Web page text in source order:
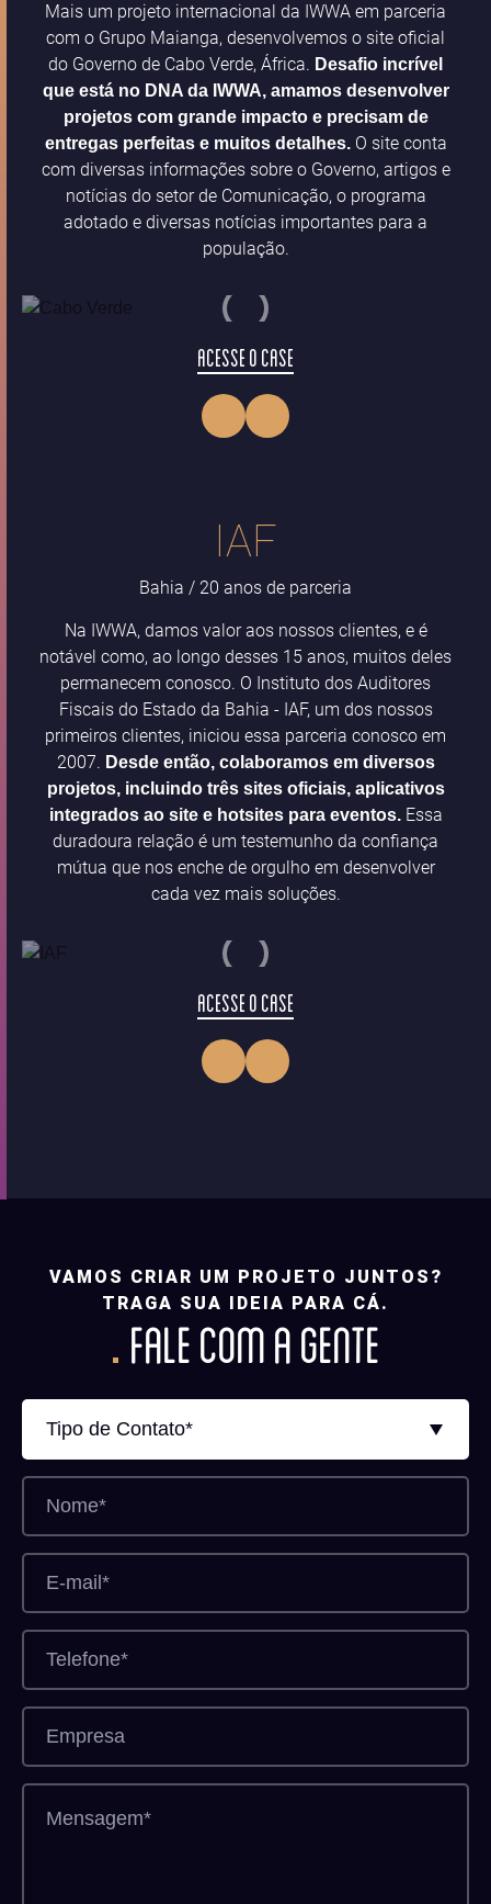
Mais um projeto internacional da IWWA em parceria
com o Grupo Maianga, desenvolvemos o site oficial
do Governo de Cabo Verde, África. Desafio incrível
que está no DNA da IWWA, amamos desenvolver
projetos com grande impacto e precisam de
entregas perfeitas e muitos detalhes.O site conta
com diversas informações sobre o Governo, artigos e
notícias do setor de Comunicação, o programa
adotado e diversas notícias importantes para a
população.
ACESSE O CASE
IAF
Bahia / 20 anos de parceria
Na IWWA, damos valor aos nossos clientes, e é
notável como, ao longo desses 15 anos, muitos deles
permanecem conosco. O Instituto dos Auditores
Fiscais do Estado da Bahia - IAF, um dos nossos
primeiros clientes, iniciou essa parceria conosco em
2007. Desde então, colaboramos em diversos
projetos, incluindo três sites oficiais, aplicativos
integrados ao site e hotsites para eventos.Essa
duradoura relação é um testemunho da confiança
mútua que nos enche de orgulho em desenvolver
cada vez mais soluções.
ACESSE O CASE
VAMOS CRIAR UM PROJETO JUNTOS?
TRAGA SUA IDEIA PARA CÁ.
FALE COM A GENTE
Tipo de Contato*